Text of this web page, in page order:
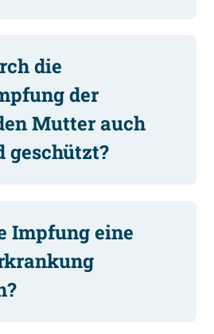
die
der
Mutter auch
geschützt?
Impfung eine